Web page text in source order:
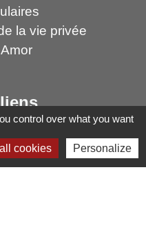
la vie privée
control over what you want
cookies Personalize